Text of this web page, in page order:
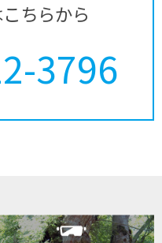
ちらから
3796